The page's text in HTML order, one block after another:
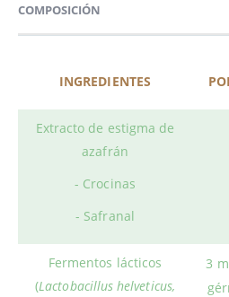
COMPOSICIÓN
INGREDIENTES
Extracto de estigma de
azafrán
- Crocinas
- Safranal
Fermentos lácticos
(Lactobacillus helveticus,
3